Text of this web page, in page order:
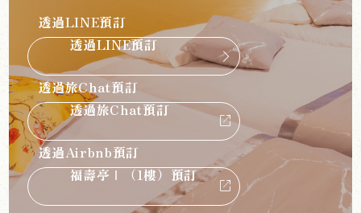
透過LINE預訂
透過LINE預訂
chevron_forward
透過旅Chat預訂
透過旅Chat預訂
open_in_new
透過Airbnb預訂
福壽亭Ⅰ（1樓）預訂
open_in_new